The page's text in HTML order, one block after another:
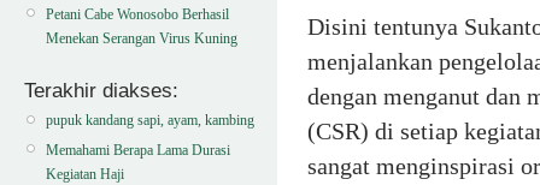
Petani Cabe Wonosobo Berhasil
Menekan Serangan Virus Kuning
Terakhir diakses:
pupuk kandang sapi, ayam, kambing
Memahami Berapa Lama Durasi
Kegiatan Haji
Disini tentunya
menjalankan
dengan menganut dan
(CSR) di setiap
sangat menginspirasi